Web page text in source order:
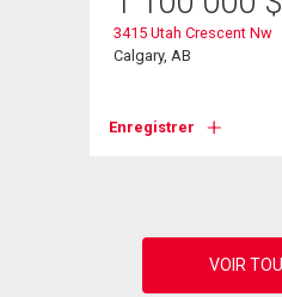
3415 Utah Crescent Nw
Calgary, AB
Enregistrer